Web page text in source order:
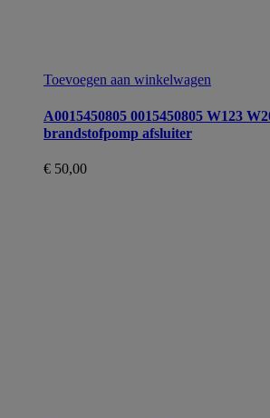
Toevoegen aan winkelwagen
A0015450805 0015450805 W123
brandstofpomp afsluiter
€ 50,00